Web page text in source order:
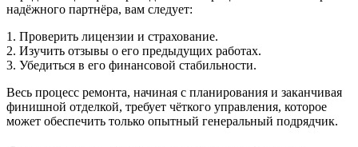
надёжного партнёра, вам следует:
1. Проверить лицензии и страхование.
2. Изучить отзывы о его предыдущих работах.
3. Убедиться в его финансовой стабильности.
Весь процесс ремонта, начиная с планирования и заканчивая
финишной отделкой, требует чёткого управления, которое
может обеспечить только опытный генеральный подрядчик.